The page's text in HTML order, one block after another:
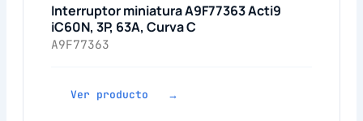
Interruptor miniatura A9F77363 Acti9
iC60N, 3P, 63A, Curva C
A9F77363
Ver producto →